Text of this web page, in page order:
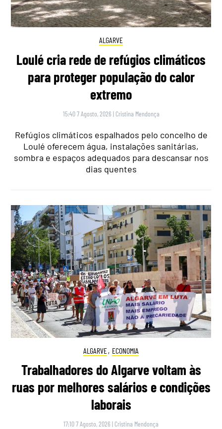
ALGARVE
Loulé cria rede de refúgios climáticos
para proteger população do calor
extremo
15:40 7 Agosto, 2026 | Cristina Mendonça
Refúgios climáticos espalhados pelo concelho de
Loulé oferecem água, instalações sanitárias,
sombra e espaços adequados para descansar nos
dias quentes
ALGARVE, ECONOMIA
Trabalhadores do Algarve voltam às
ruas por melhores salários e condições
laborais
17:10 7 Agosto, 2026 | Cristina Mendonça